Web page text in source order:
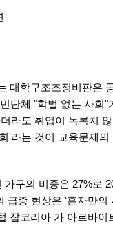
대학구조조정비판은
단체 "학벌 없는 사회
라도 취업이 녹록치
'라는 것이 교육문제
가구의 비중은 27%로
증 현상은 ‘혼자만의
잡코리아 가 아르바